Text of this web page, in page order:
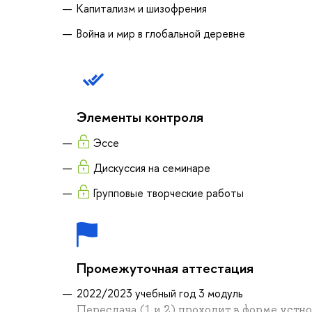
Капитализм и шизофрения
Война и мир в глобальной деревне
Элементы контроля
Эссе
Дискуссия на семинаре
Групповые творческие работы
Промежуточная аттестация
2022/2023 учебный год 3 модуль